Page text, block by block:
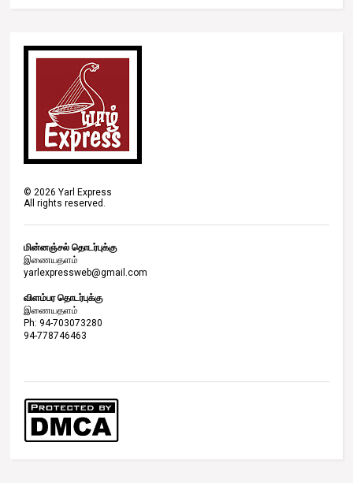
©2026 Yarl Express
All rights reserved.
மின்னஞ்சல் தொடர்புக்கு
இணையதளம்
yarlexpressweb@gmail.com
விளம்பர தொடர்புக்கு
இணையதளம்
Ph: 94-703073280
94-778746463